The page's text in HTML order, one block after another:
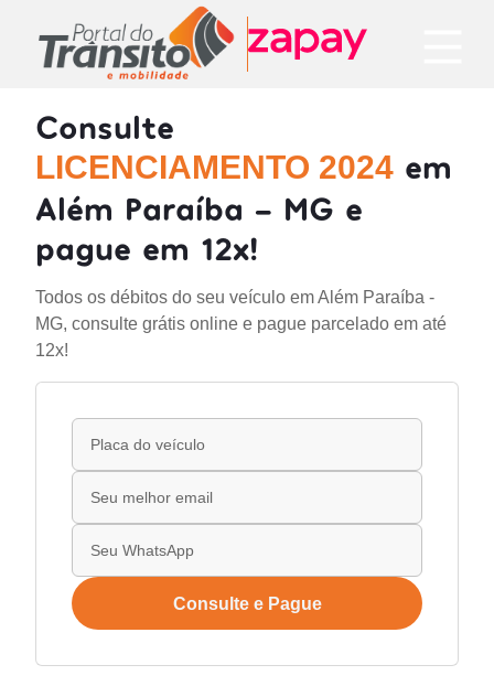
Consulte
LICENCIAMENTO 2024 em
Além Paraíba - MG e
pague em 12x!
Todos os débitos do seu veículo em Além Paraíba -
MG, consulte grátis online e pague parcelado em até
12x!
Consulte e Pague